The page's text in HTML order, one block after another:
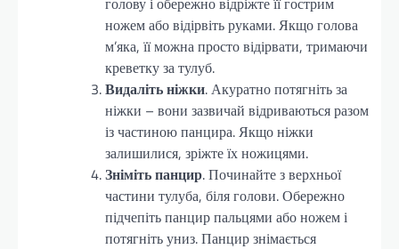
ножем або відірвіть руками. Якщо голова
м’яка, її можна просто відірвати, тримаючи
креветку за тулуб.
Видаліть ніжки. Акуратно потягніть за
ніжки – вони зазвичай відриваються разом
із частиною панцира. Якщо ніжки
залишилися, зріжте їх ножицями.
Зніміть панцир. Починайте з верхньої
частини тулуба, біля голови. Обережно
підчепіть панцир пальцями або ножем і
потягніть униз. Панцир знімається